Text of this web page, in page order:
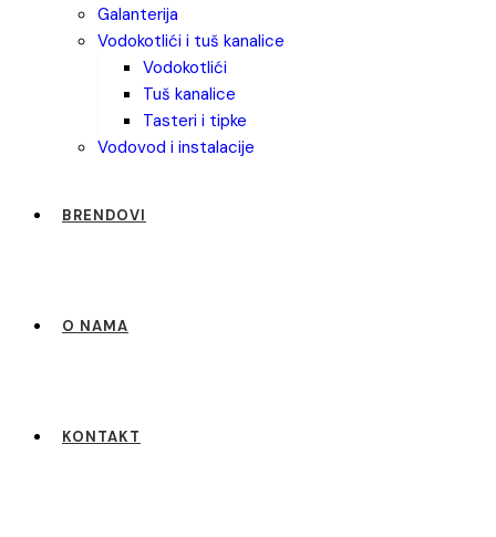
galanterija
vodokotlići i tuš kanalice
vodokotlići
tuš kanalice
tasteri i tipke
vodovod i instalacije
BRENDOVI
O NAMA
KONTAKT